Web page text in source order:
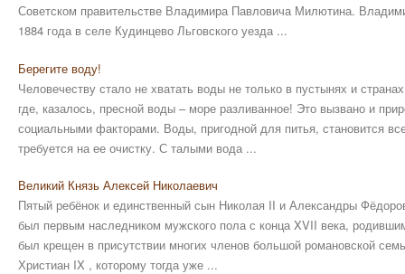
Советском правительстве Владимира Павловича Милютина.
1884 года в селе Кудинцево Льговского уезда ...
Берегите воду!
Человечеству стало не хватать воды не только в пустынях и
где, казалось, пресной воды – море разливанное! Это вызвано и
социальными факторами. Воды, пригодной для питья, становится
требуется на ее очистку. С талыми вода ...
Великий Князь Алексей Николаевич
Пятый ребёнок и единственный сын Николая II и Александры
был первым наследником мужского пола с конца XVII века,
был крещен в присутствии многих членов большой романовской
Христиан IX , которому тогда уже ...